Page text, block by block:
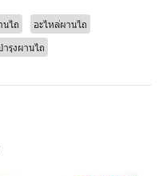
นไถ
อะไหล่ผานไถ
รุงผานไถ